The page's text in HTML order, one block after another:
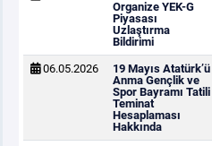
Organize YEK-G
Piyasası
Uzlaştırma
Bildirimi
06.05.2026
19 Mayıs Atatürk’ü
Anma Gençlik ve
Spor Bayramı Tatili
Teminat
Hesaplaması
Hakkında